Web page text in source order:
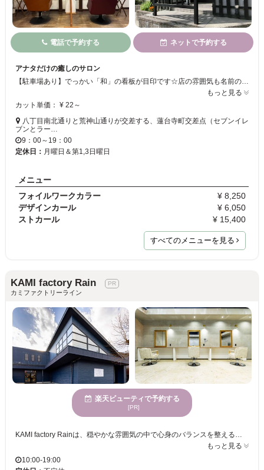
電話で予約する ネットで予約する
アナタだけの癒しのサロン
【駐車場あり】でっかい「和」の看板が目印です☆店の雰囲気も名前のとおり和で統一♪広々とした空間でなごみを与える落ち着いた場所です☆一人ひとりの悩みを聞きアナタの理想を叶えます☆アットホームな雰囲気なので気軽に相談ができます♪男女問わず幅広い年代から支持されているのでどなたでも気軽にお立ち寄りください☆
もっと見る
カット単価： ¥ 22～
八丁目南北通りと荒神山通りが交差する、蓮台寺町交差点（セブンイレ
ブンとラー…
9：00～19：00
定休日： 月曜日＆第1,3日曜日
メニュー
フォイルワークカラー
¥ 8,250
デザインカール
¥ 6,050
ストカール
¥ 15,400
すべてのメニューを見る
KAMI factory Rain
カミファクトリーライン
楽天ビューティで予約する
[PR]
もっと見る
10:00-19:00